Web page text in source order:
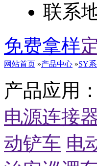
联系
免费拿样
网站首页 »产品中心 »SY
产品应用：
电源连接
动铲车 电